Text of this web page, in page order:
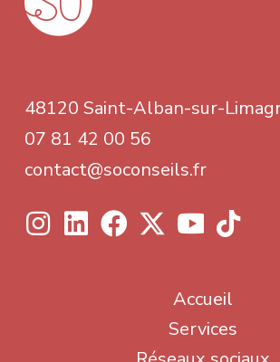
48120 Saint-Alban-sur-
07 81 42 00 56
contact@soconseils.fr
Accueil
Services